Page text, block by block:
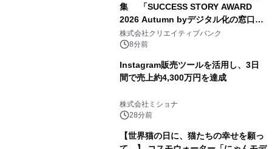
集 「SUCCESS STORY AWARD
2026 Autumn byデジタル化の窓口」
開催
株式会社クリエイティブバンク
8分前
Instagram販売ツールを活用し、3日
間で売上約4,300万円を達成
株式会社ミショナ
28分前
【世界猫の日に、猫たちの幸せを願っ